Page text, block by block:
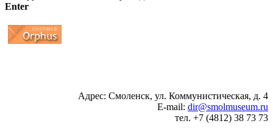
Enter
Адрес: Смоленск, ул. Коммунистическая, д. 4
E-mail: dir@smolmuseum.ru
тел. +7 (4812) 38 73 73